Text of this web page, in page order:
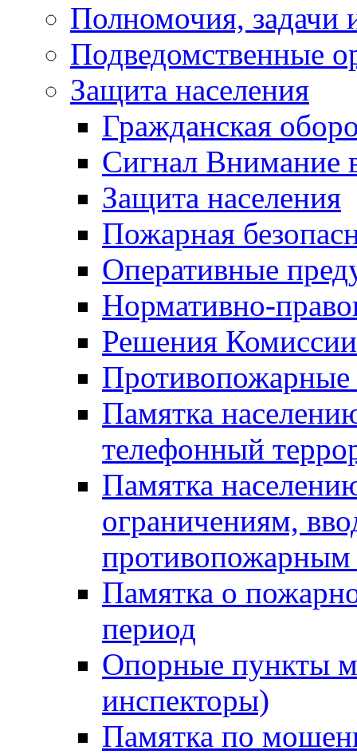
Полномочия, задачи
Подведомственные
Защита населения
Гражданская
Сигнал Внимание
Защита населения
Пожарная
Оперативные
Нормативно-
Решения
Противопожарные
Памятка
телефонный
Памятка
ограничениям,
Памятка о
период
Опорные пункты
инспекторы)
Памятка по